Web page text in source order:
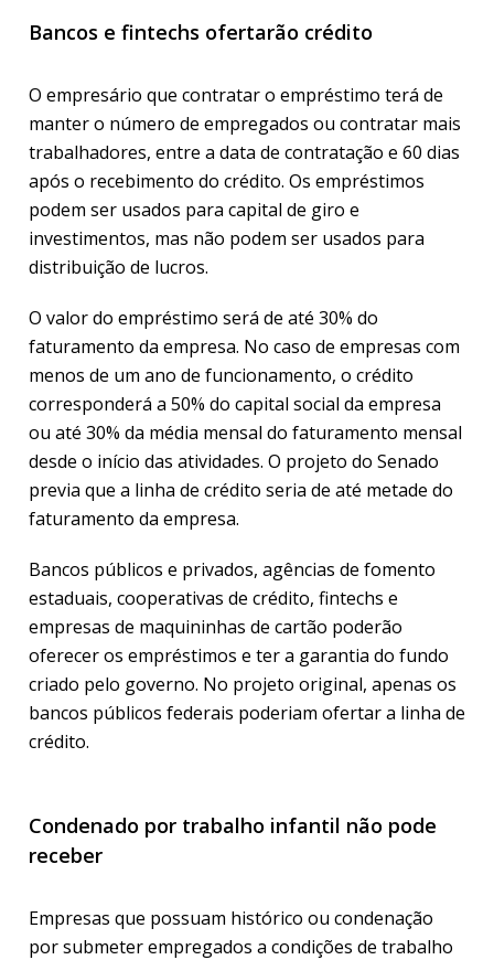
Bancos e fintechs ofertarão crédito
O empresário que contratar o empréstimo terá de
manter o número de empregados ou contratar mais
trabalhadores, entre a data de contratação e 60 dias
após o recebimento do crédito. Os empréstimos
podem ser usados para capital de giro e
investimentos, mas não podem ser usados para
distribuição de lucros.
O valor do empréstimo será de até 30% do
faturamento da empresa. No caso de empresas com
menos de um ano de funcionamento, o crédito
corresponderá a 50% do capital social da empresa
ou até 30% da média mensal do faturamento mensal
desde o início das atividades. O projeto do Senado
previa que a linha de crédito seria de até metade do
faturamento da empresa.
Bancos públicos e privados, agências de fomento
estaduais, cooperativas de crédito, fintechs e
empresas de maquininhas de cartão poderão
oferecer os empréstimos e ter a garantia do fundo
criado pelo governo. No projeto original, apenas os
bancos públicos federais poderiam ofertar a linha de
crédito.
Condenado por trabalho infantil não pode
receber
Empresas que possuam histórico ou condenação
por submeter empregados a condições de trabalho